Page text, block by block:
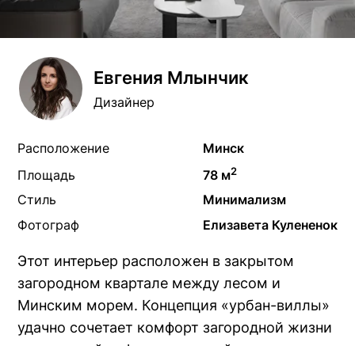
Евгения Млынчик
Дизайнер
Расположение
Минск
Площадь
78 м2
Стиль
Минимализм
Фотограф
Елизавета Кулененок
Этот интерьер расположен в закрытом
загородном квартале между лесом и
Минским морем. Концепция «урбан-виллы»
удачно сочетает комфорт загородной жизни